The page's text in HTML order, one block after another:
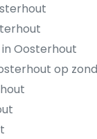
Oosterhout
op